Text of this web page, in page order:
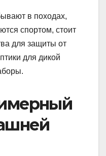
в походах,
спортом, стоит
для защиты от
для дикой